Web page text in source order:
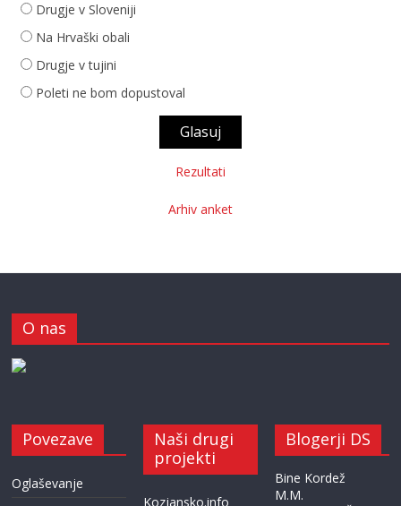
Drugje v Sloveniji
Na Hrvaški obali
Drugje v tujini
Poleti ne bom dopustoval
Rezultati
Arhiv anket
O nas
Povezave
Oglaševanje
Naši drugi
projekti
Kozjansko.info
Blogerji DS
Bine Kordež
M.M.